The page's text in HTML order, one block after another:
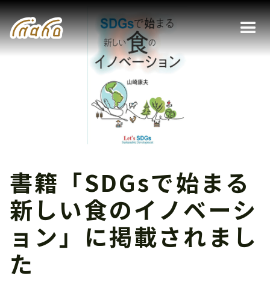
書籍「SDGsで始まる
新しい食のイノベーシ
ョン」に掲載されまし
た